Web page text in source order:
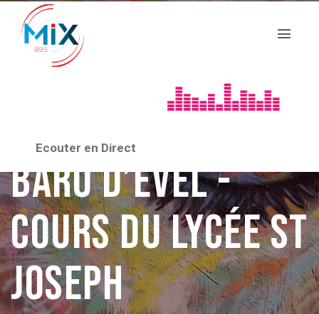
Ecouter en Direct
QUI SOM ? -In –
Baro d’Evel -
Cours du Lycée St
Joseph